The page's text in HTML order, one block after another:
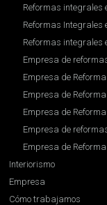
Reformas integrales
Reformas Integrales
Reformas integrales
Empresa de
Empresa de
Empresa de
Empresa de
Empresa de
Empresa de
Interiorismo
Empresa
Cómo trabajamos